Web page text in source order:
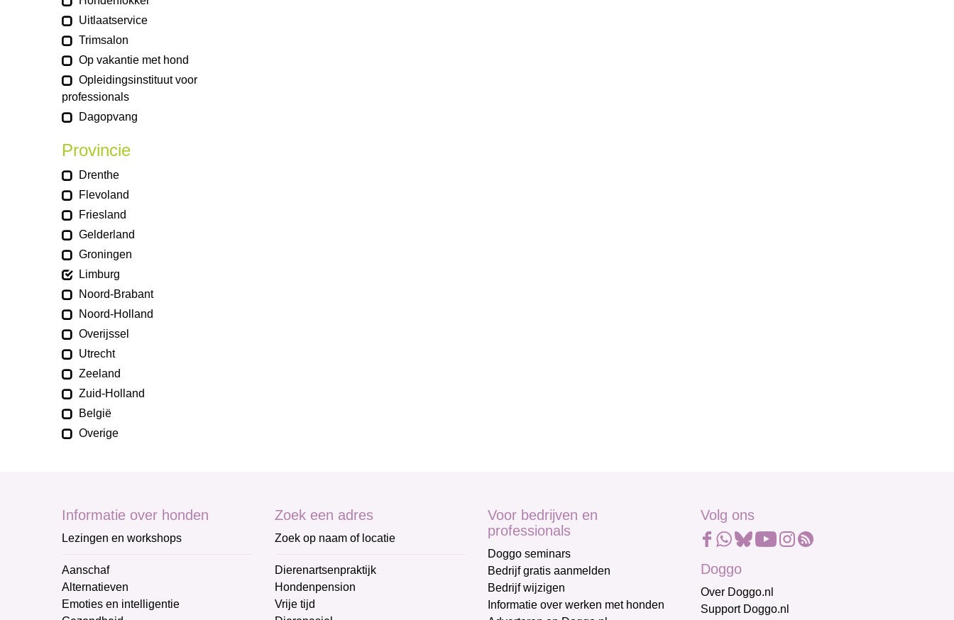
Uitlaatservice
Trimsalon
Op vakantie met hond
Opleidingsinstituut voor
professionals
Dagopvang
Provincie
Drenthe
Flevoland
Friesland
Gelderland
Groningen
Limburg
Noord-Brabant
Noord-Holland
Overijssel
Utrecht
Zeeland
Zuid-Holland
België
Overige
Informatie over honden
Lezingen en workshops
Aanschaf
Alternatieven
Emoties en intelligentie
Zoek een adres
Zoek op naam of locatie
Dierenartsenpraktijk
Hondenpension
Vrije tijd
Voor bedrijven en
professionals
Doggo seminars
Bedrijf gratis aanmelden
Bedrijf wijzigen
Informatie over werken met honden
Volg ons
Doggo
Over Doggo.nl
Support Doggo.nl